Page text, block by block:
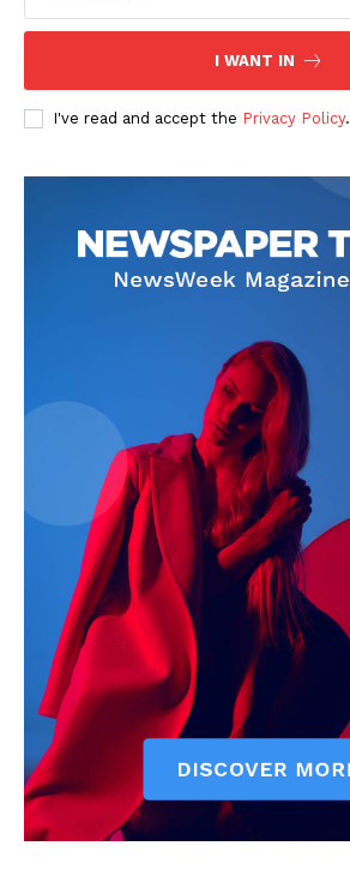
I WANT IN
I've read and accept the Privacy Policy.